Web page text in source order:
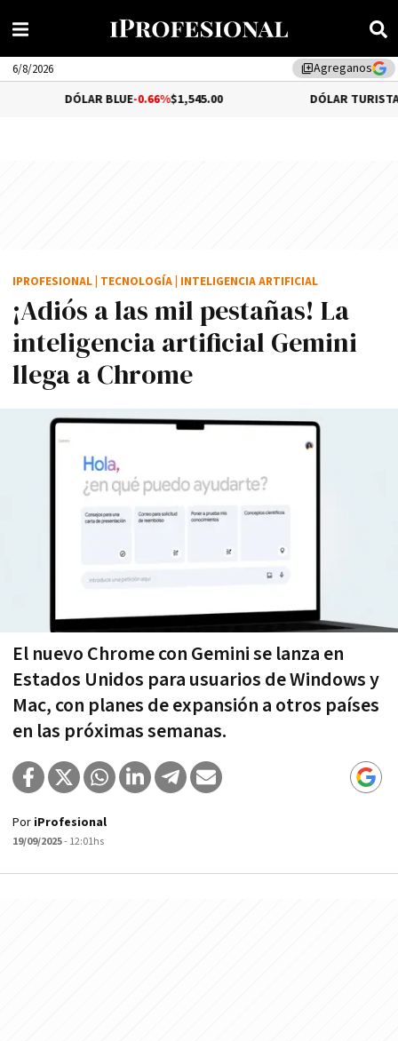
library_addAgreganos
6/8/2026
DÓLAR BLUE-0.66%$1,545.00 DÓLAR TURISTA
¡Adiós a las mil pestañas! La
inteligencia artificial Gemini
llega a Chrome
El nuevo Chrome con Gemini se lanza en
Estados Unidos para usuarios de Windows y
Mac, con planes de expansión a otros países
en las próximas semanas.
IPROFESIONAL TECNOLOGÍA INTELIGENCIA ARTIFICIAL
Por iProfesional
19/09/2025- 12:01hs